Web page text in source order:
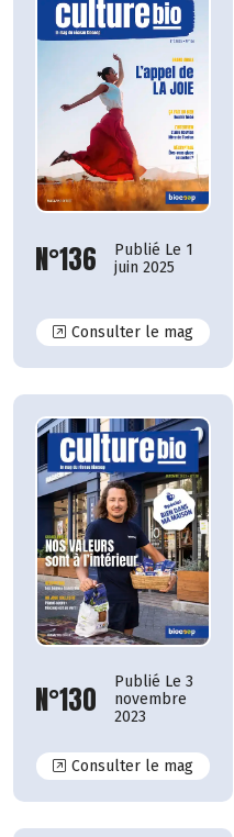
N°136
Publié Le 1
juin 2025
Consulter le magN°136
N°130
Publié Le 3
novembre
2023
Consulter le magN°130